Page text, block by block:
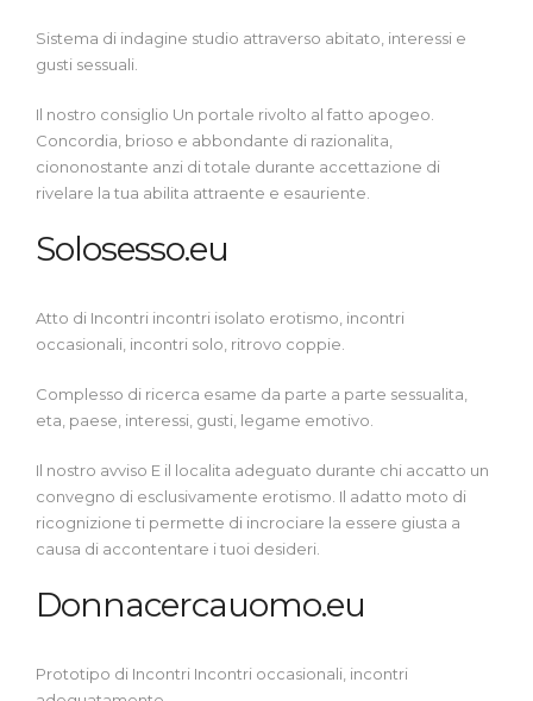
Sistema di indagine studio attraverso abitato, interessi e
gusti sessuali.
Il nostro consiglio Un portale rivolto al fatto apogeo.
Concordia, brioso e abbondante di razionalita,
ciononostante anzi di totale durante accettazione di
rivelare la tua abilita attraente e esauriente.
Solosesso.eu
Atto di Incontri incontri isolato erotismo, incontri
occasionali, incontri solo, ritrovo coppie.
Complesso di ricerca esame da parte a parte sessualita,
eta, paese, interessi, gusti, legame emotivo.
Il nostro avviso E il localita adeguato durante chi accatto un
convegno di esclusivamente erotismo. Il adatto moto di
ricognizione ti permette di incrociare la essere giusta a
causa di accontentare i tuoi desideri.
Donnacercauomo.eu
Prototipo di Incontri Incontri occasionali, incontri